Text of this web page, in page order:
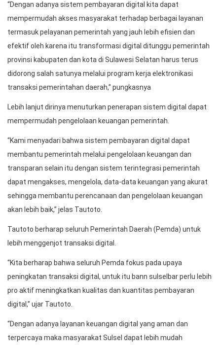
“Dengan adanya sistem pembayaran digital kita dapat
mempermudah akses masyarakat terhadap berbagai layanan
termasuk pelayanan pemerintah yang jauh lebih efisien dan
efektif oleh karena itu transformasi digital ditunggu pemerintah
provinsi kabupaten dan kota di Sulawesi Selatan harus terus
didorong salah satunya melalui program kerja elektronikasi
transaksi pemerintahan daerah,” pungkasnya
Lebih lanjut dirinya menuturkan penerapan sistem digital dapat
mempermudah pengelolaan keuangan pemerintah.
“Kami menyadari bahwa sistem pembayaran digital dapat
membantu pemerintah melalui pengelolaan keuangan dan
transparan selain itu dengan sistem terintegrasi pemerintah
dapat mengakses, mengelola, data-data keuangan yang akurat
sehingga membantu perencanaan dan pengelolaan keuangan
akan lebih baik,” jelas Tautoto.
Tautoto berharap seluruh Pemerintah Daerah (Pemda) untuk
lebih menggenjot transaksi digital.
“Kita berharap bahwa seluruh Pemda fokus pada upaya
peningkatan transaksi digital, untuk itu bann sulselbar perlu lebih
pro aktif meningkatkan kualitas dan kuantitas pembayaran
digital,” ujar Tautoto.
“Dengan adanya layanan keuangan digital yang aman dan
terpercaya maka masyarakat Sulsel dapat lebih mudah